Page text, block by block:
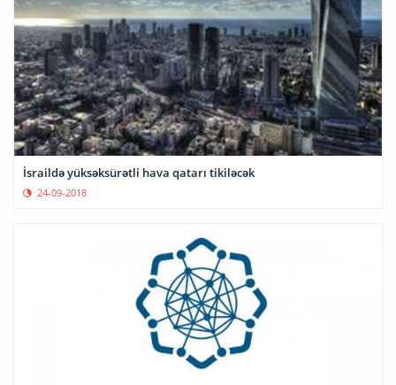
İsraildə yüksəksürətli hava qatarı tikiləcək
24-09-2018